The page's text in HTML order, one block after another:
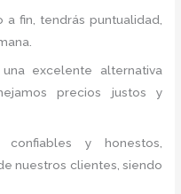
fin, tendrás puntualidad,
excelente alternativa
precios justos y
y honestos,
nuestros clientes, siendo